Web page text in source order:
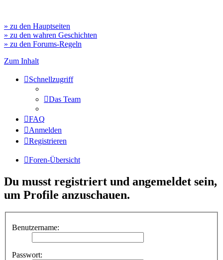
» zu den Hauptseiten
» zu den wahren Geschichten
» zu den Forums-Regeln
Zum Inhalt
Schnellzugriff
Das Team
FAQ
Anmelden
Registrieren
Foren-Übersicht
Du musst registriert und angemeldet sein,
um Profile anzuschauen.
Benutzername:
Passwort: